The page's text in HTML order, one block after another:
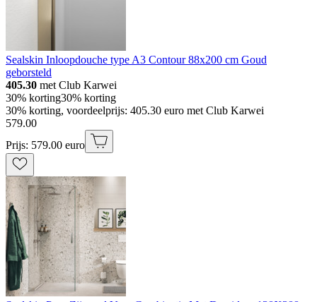
Sealskin Inloopdouche type A3 Contour 88x200 cm Goud
geborsteld
405.30 met Club Karwei
30% korting30% korting
30% korting, voordeelprijs: 405.30 euro met Club Karwei
579.00
Prijs: 579.00 euro